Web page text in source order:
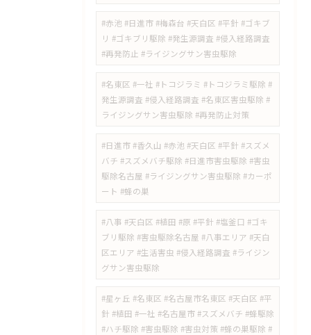
#赤池 #日進市 #梅森台 #天白区 #平針 #ゴキブ
リ #ゴキブリ駆除 #発生源調査 #侵入経路調査
#再発防止 #ライジングサン害虫駆除
#名東区 #一社 #トコジラミ #トコジラミ駆除 #
発生源調査 #侵入経路調査 #名東区害虫駆除 #
ライジングサン害虫駆除 #再発防止対策
#日進市 #香久山 #赤池 #天白区 #平針 #スズメ
バチ #スズメバチ駆除 #日進市害虫駆除 #害虫
駆除名古屋 #ライジングサン害虫駆除 #カーポ
ート #蜂の巣
#八事 #天白区 #植田 #原 #平針 #塩釜口 #ゴキ
ブリ駆除 #害虫駆除名古屋 #八事エリア #天白
区エリア #生活害虫 #侵入経路調査 #ライジン
グサン害虫駆除
#星ヶ丘 #名東区 #名古屋市名東区 #天白区 #平
針 #植田 #一社 #名古屋市 #スズメバチ #蜂駆除
#ハチ駆除 #害虫駆除 #害虫対策 #蜂の巣駆除 #